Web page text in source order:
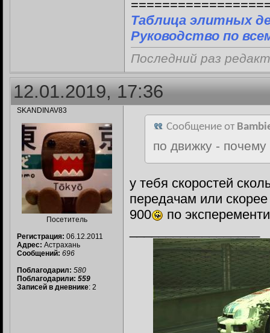
Таблица элитных
Руководство по
Последний раз
12.01.2019, 17:36
SKANDINAV83
Посетитель
Регистрация: 06.12.2011
Адрес: Астрахань
Сообщений: 696
Поблагодарил: 580
Поблагодарили: 559
Записей в дневнике: 2
Сообщение от
по движку -
у тебя скоростей
передачам или
900
по